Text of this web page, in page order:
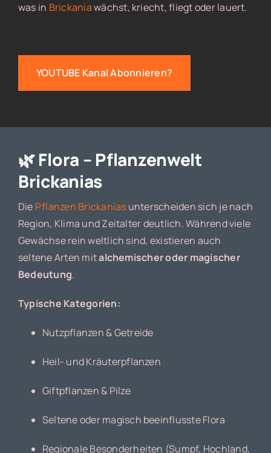
was in Brickaniawächst, kriecht, fliegt oder lauert.
YOUTUBE Kanal Abonnieren?
🌿 Flora – Pflanzenwelt
Brickanias
Die Pflanzen Brickanias unterscheiden sich je nach
Region, Klima und Zeitalter deutlich. Während viele
Gewächse rein weltlich sind, existieren auch
seltene Arten mitalchemischer oder magischer
Bedeutung.
Typische Kategorien:
Nutzpflanzen & Getreide
Heil- und Kräuterpflanzen
Giftpflanzen & Pilze
Seltene oder magisch beeinflusste Flora
Regionale Besonderheiten (Sumpf, Hochland,